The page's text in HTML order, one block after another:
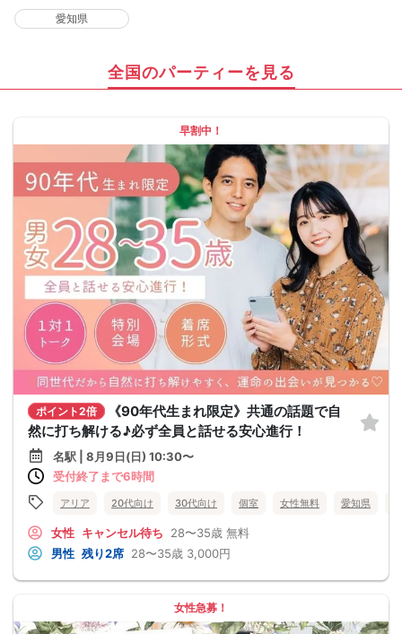
愛知県
全国のパーティーを見る
早割中！
ポイント2倍
《90年代生まれ限定》共通の話題で自
然に打ち解ける♪必ず全員と話せる安心進行！
名駅 | 8月9日(日) 10:30〜
受付終了まで6時間
アリア 20代向け 30代向け 個室 女性無料 愛知県
女性 キャンセル待ち 28〜35歳 無料
男性 残り2席 28〜35歳 3,000円
女性急募！